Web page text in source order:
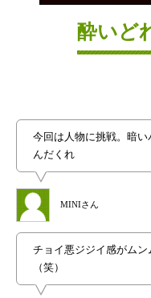
酔いど
MINIさん
今回は人物に挑戦。暗
んだくれ
チョイ悪ジジイ感がム
（笑）